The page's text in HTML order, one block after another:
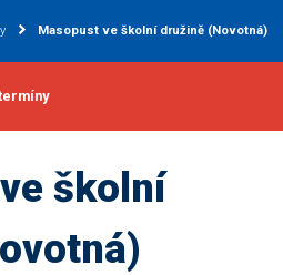
Masopust ve školní družině (Novotná)
školní